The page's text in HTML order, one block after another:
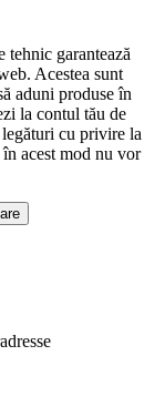
tehnic garantează
Acestea sunt
aduni produse în
la contul tău de
cu privire la
în acest mod nu vor